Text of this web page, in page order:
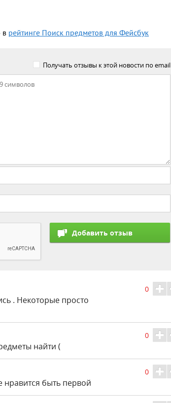
в рейтинге Поиск предметов для Фейсбук
Получать отзывы к этой новости по email
. Некоторые просто
0
найти (
0
быть первой
0